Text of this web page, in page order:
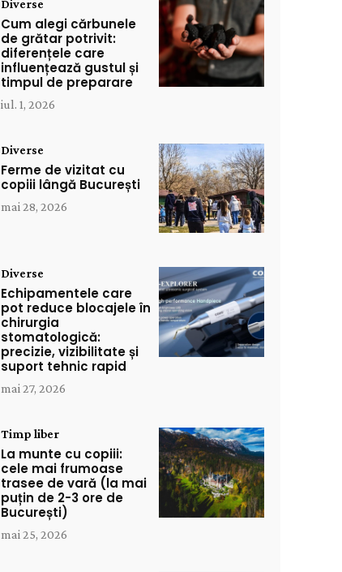
Diverse
Cum alegi cărbunele
de grătar potrivit:
diferențele care
influențează gustul și
timpul de preparare
iul. 1, 2026
Diverse
Ferme de vizitat cu
copiii lângă București
mai 28, 2026
Diverse
Echipamentele care
pot reduce blocajele în
chirurgia
stomatologică:
precizie, vizibilitate și
suport tehnic rapid
mai 27, 2026
Timp liber
La munte cu copiii:
cele mai frumoase
trasee de vară (la mai
puțin de 2-3 ore de
București)
mai 25, 2026